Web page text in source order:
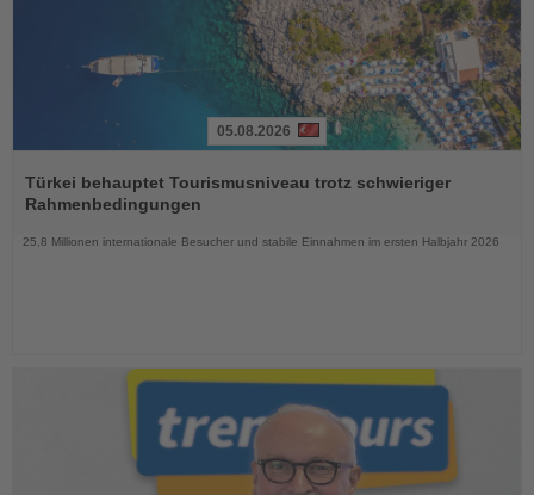
Sie
die
05.08.2026
Türkei behauptet Tourismusniveau trotz schwieriger
Rahmenbedingungen
25,8 Millionen internationale Besucher und stabile Einnahmen im ersten Halbjahr 2026